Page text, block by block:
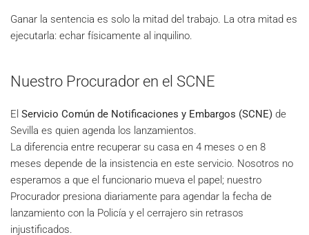
Ganar la sentencia es solo la mitad del trabajo. La otra mitad es
ejecutarla: echar físicamente al inquilino.
Nuestro Procurador en el SCNE
El Servicio Común de Notificaciones y Embargos (SCNE) de
Sevilla es quien agenda los lanzamientos.
La diferencia entre recuperar su casa en 4 meses o en 8
meses depende de la insistencia en este servicio. Nosotros no
esperamos a que el funcionario mueva el papel; nuestro
Procurador presiona diariamente para agendar la fecha de
lanzamiento con la Policía y el cerrajero sin retrasos
injustificados.